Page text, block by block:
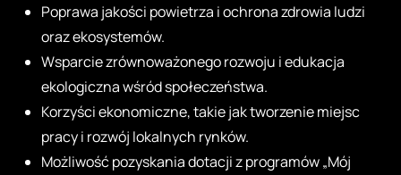
Poprawa jakości powietrza i ochrona zdrowia ludzi
oraz ekosystemów.
Wsparcie zrównoważonego rozwoju i edukacja
ekologiczna wśród społeczeństwa.
Korzyści ekonomiczne, takie jak tworzenie miejsc
pracy i rozwój lokalnych rynków.
Możliwość pozyskania dotacji z programów „Mój